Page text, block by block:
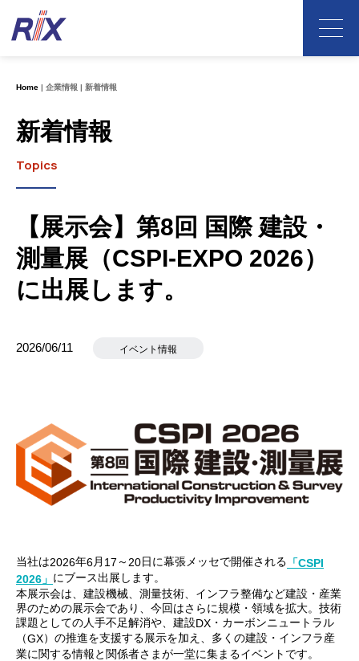
Home 企業情報 新着情報
新着情報
Topics
【展示会】第8回 国際 建設・
測量展（CSPI-EXPO 2026）
に出展します。
2026/06/11 イベント情報
当社は2026年6月 17 ～ 20日に幕張メッセで開催される 「CSPI
2026 」 にブース出展します。
本展示会は、建設機械、測量技術、インフラ整備など建設・産業
界のための展示会であり、今回はさらに規模・領域を拡大。技術
課題としての人手不足解消や、建設DX ・カーボンニュートラル
（GX）の推進を支援する展示を加え、多くの建設・インフラ産
業に関する情報と関係者さまが一堂に集まるイベントです。